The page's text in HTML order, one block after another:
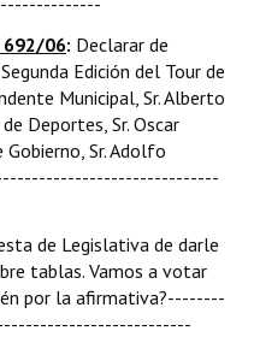
692/06: Declarar de
Edición del Tour de
Municipal, Sr. Alberto
Deportes, Sr. Oscar
Sr. Adolfo
de Legislativa de darle
tablas. Vamos a votar
por la afirmativa?--------